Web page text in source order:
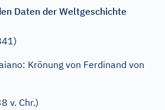
Daten der Weltgeschichte
Krönung von Ferdinand von
v. Chr.)